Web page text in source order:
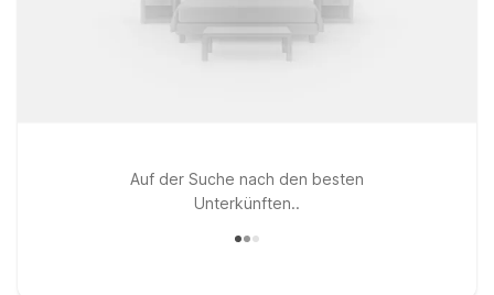
Auf der Suche nach den besten
Unterkünften..